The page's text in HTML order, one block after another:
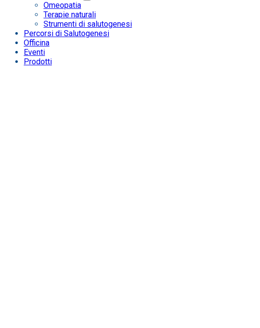
Omeopatia
Terapie naturali
Strumenti di salutogenesi
Percorsi di Salutogenesi
Officina
Eventi
Prodotti